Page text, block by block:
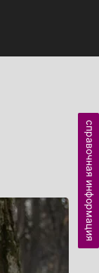
справочная информация